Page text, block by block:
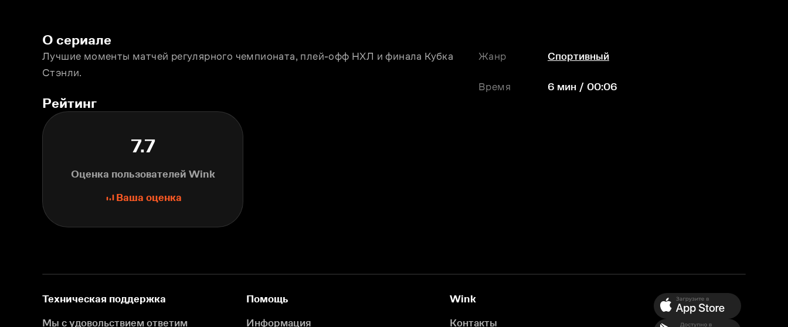
О сериале
Лучшие моменты матчей регулярного чемпионата, плей-офф НХЛ и финала Кубка
Стэнли.
Жанр Спортивный
Время 6 мин / 00:06
Рейтинг
7.7
Оценка пользователей Wink
Ваша оценка
Техническая поддержка
Мы с удовольствием ответим
Помощь
Информация
Wink
Контакты